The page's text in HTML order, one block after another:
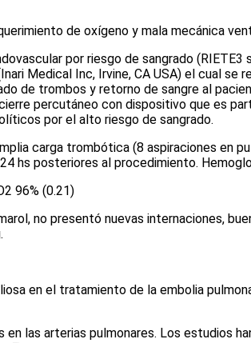
de oxígeno y mala mecánica
por riesgo de sangrado (RIETE3
Medical Inc, Irvine, CA USA) el cual
de trombos y retorno de sangre al
percutáneo con dispositivo que es
por el alto riesgo de sangrado.
carga trombótica (8 aspiraciones en
hs posteriores al procedimiento.
2 96% (0.21)
no presentó nuevas internaciones,
en el tratamiento de la embolia
en las arterias pulmonares. Los estudios